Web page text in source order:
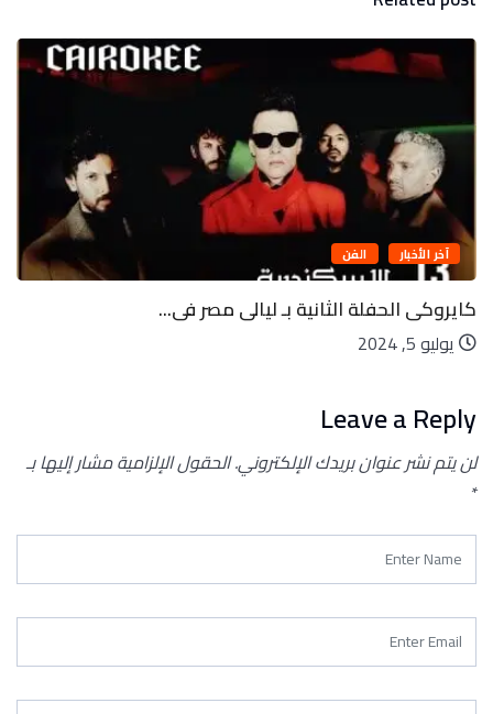
آخر الأخبار الفن
كايروكى الحفلة الثانية بـ ليالى مصر فى...
يوليو 5, 2024
Leave a Reply
لن يتم نشر عنوان بريدك الإلكتروني.الحقول الإلزامية مشار إليها بـ
*